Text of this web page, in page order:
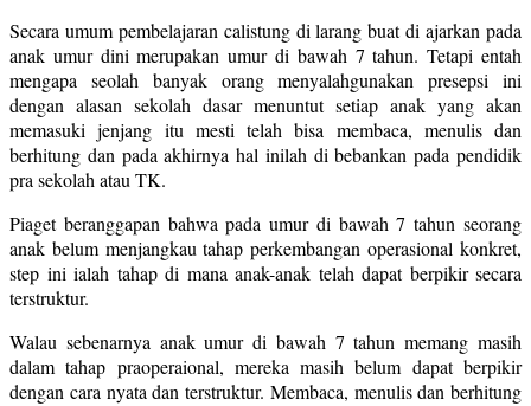
Secara umum pembelajaran calistung di larang buat di ajarkan pada
anak umur dini merupakan umur di bawah 7 tahun. Tetapi entah
mengapa seolah banyak orang menyalahgunakan presepsi ini
dengan alasan sekolah dasar menuntut setiap anak yang akan
memasuki jenjang itu mesti telah bisa membaca, menulis dan
berhitung dan pada akhirnya hal inilah di bebankan pada pendidik
pra sekolah atau TK.
Piaget beranggapan bahwa pada umur di bawah 7 tahun seorang
anak belum menjangkau tahap perkembangan operasional konkret,
step ini ialah tahap di mana anak-anak telah dapat berpikir secara
terstruktur.
Walau sebenarnya anak umur di bawah 7 tahun memang masih
dalam tahap praoperaional, mereka masih belum dapat berpikir
dengan cara nyata dan terstruktur. Membaca, menulis dan berhitung